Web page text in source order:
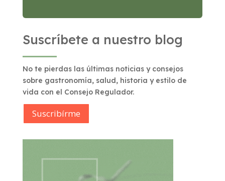
Suscríbete a nuestro blog
No te pierdas las últimas noticias y consejos
sobre gastronomía, salud, historia y estilo de
vida con el Consejo Regulador.
Suscribírme